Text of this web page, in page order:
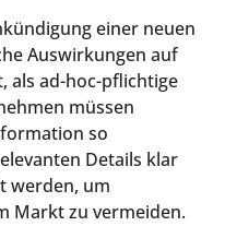
einer neuen
Auswirkungen auf
als ad-hoc-pflichtige
müssen
so
Details klar
werden, um
Markt zu vermeiden.